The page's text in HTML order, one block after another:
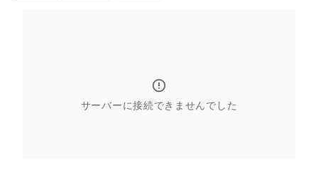
サーバーに接続できませんでした